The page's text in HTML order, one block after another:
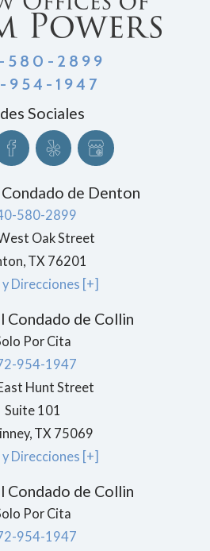
580-2899
954-1947
Sociales
de Denton
580-2899
Oak Street
, TX 76201
Direcciones [+]
Condado de Collin
Por Cita
954-1947
Hunt Street
Suite 101
, TX 75069
Direcciones [+]
Condado de Collin
Por Cita
954-1947